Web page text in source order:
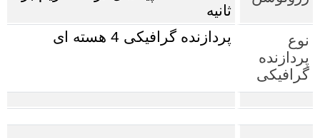
ثانیه
نوع
پردازنده
گرافیکی
پردازنده گرافیکی 4 هسته ای